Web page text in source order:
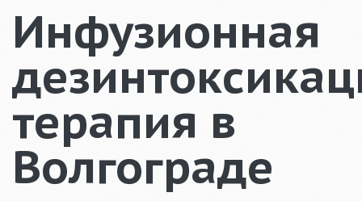
Инфузионная
терапия в
Волгограде